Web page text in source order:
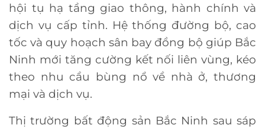
hội tụ hạ tầng giao thông, hành chính và
dịch vụ cấp tỉnh. Hệ thống đường bộ, cao
tốc và quy hoạch sân bay đồng bộ giúp Bắc
Ninh mới tăng cường kết nối liên vùng, kéo
theo nhu cầu bùng nổ về nhà ở, thương
mại và dịch vụ.
Thị trường bất động sản Bắc Ninh sau sáp